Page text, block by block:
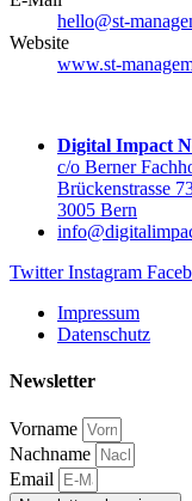
hello@st-
Website
www.st-
Digital Impact
c/o Berner
Brückenstrasse
3005 Bern
Twitter Instagram
Impressum
Datenschutz
Newsletter
Vorname
Nachname
Email